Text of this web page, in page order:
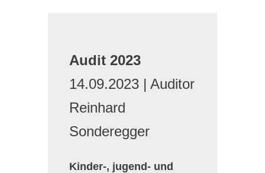
Audit 2023
14.09.2023 | Auditor
Reinhard
Sonderegger
Kinder-, jugend- und